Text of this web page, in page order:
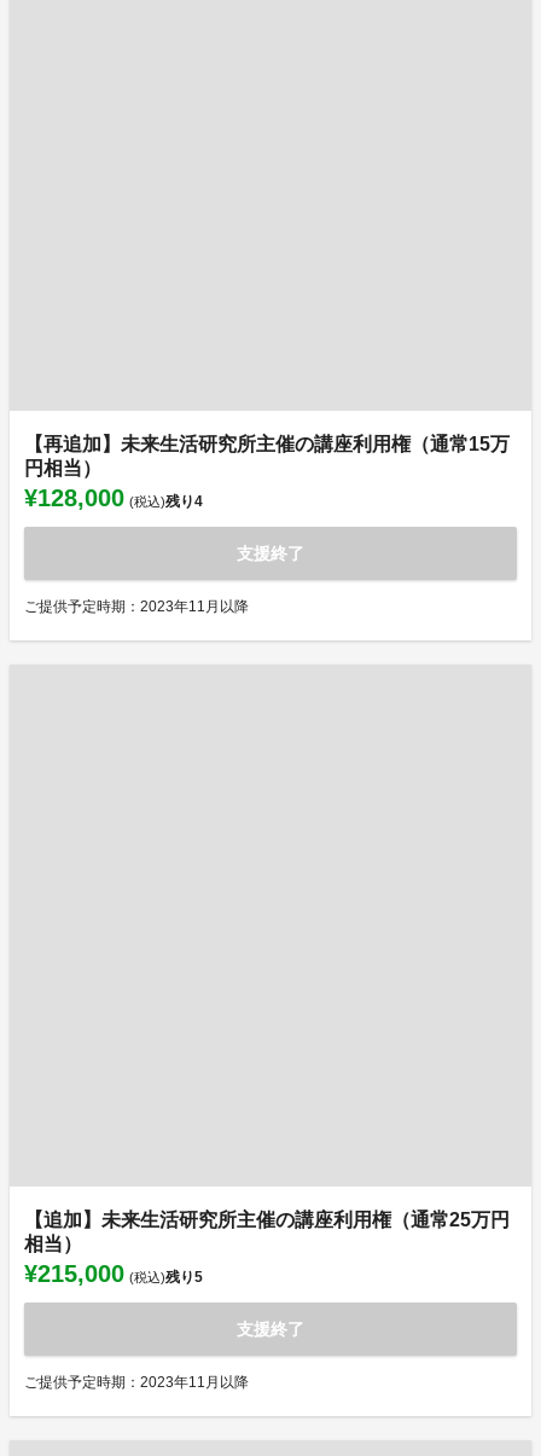
【再追加】未来生活研究所主催の講座利用権（通常15万
円相当）
¥128,000 (税込)残り4
支援終了
ご提供予定時期：2023年11月以降
【追加】未来生活研究所主催の講座利用権（通常25万円
相当）
¥215,000 (税込)残り5
支援終了
ご提供予定時期：2023年11月以降